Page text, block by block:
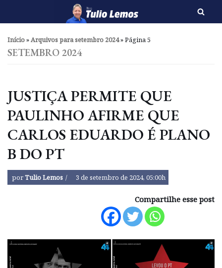
para
o
Início»Arquivos para setembro 2024»Página 5
SETEMBRO 2024
JUSTIÇA PERMITE QUE
PAULINHO AFIRME QUE
CARLOS EDUARDO É PLANO
B DO PT
porTulio Lemos 3 de setembro de 2024, 05:00h
Compartilhe esse post